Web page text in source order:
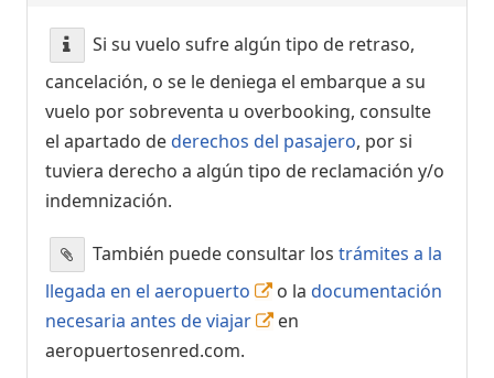
Si su vuelo sufre algún tipo de retraso,
cancelación, o se le deniega el embarque a su
vuelo por sobreventa u overbooking, consulte
el apartado dederechos del pasajero, por si
tuviera derecho a algún tipo de reclamación y/o
indemnización.
También puede consultar los trámites a la
llegada en el aeropuerto
o la documentación
necesaria antes de viajar
en
aeropuertosenred.com.